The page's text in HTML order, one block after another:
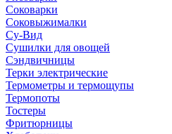
Соковарки
Соковыжималки
Су-Вид
Сушилки для овощей
Сэндвичницы
Терки электрические
Термометры и термощупы
Термопоты
Тостеры
Фритюрницы